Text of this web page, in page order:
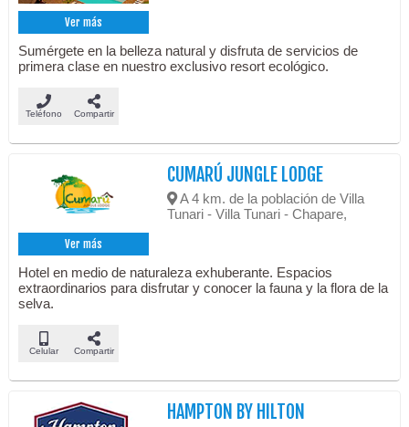
Ver más
Sumérgete en la belleza natural y disfruta de servicios de
primera clase en nuestro exclusivo resort ecológico.
Teléfono Compartir
Ver más
CUMARÚ JUNGLE LODGE
A 4 km. de la población de Villa
Tunari - Villa Tunari - Chapare,
Hotel en medio de naturaleza exhuberante. Espacios
extraordinarios para disfrutar y conocer la fauna y la flora de la
selva.
Celular Compartir
HAMPTON BY HILTON